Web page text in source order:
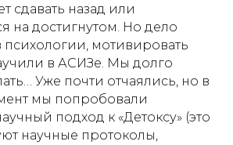
сдавать назад или
на достигнутом. Но дело
психологии, мотивировать
в АСИЗе. Мы долго
Уже почти отчаялись, но в
мы попробовали
подход к «Детоксу» (это
научные протоколы,